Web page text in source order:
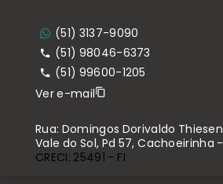
(51) 3137-9090
(51) 98046-6373
(51) 99600-1205
Ver e-mail
Rua: Domingos Dorivaldo
Vale do Sol, Pd 57, Cachoeirinha
CRECI: 25491 - FI